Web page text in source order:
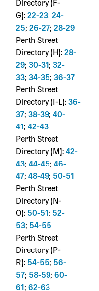
Directory [F-
G]: 22-23; 24-
25; 26-27; 28-29
Perth Street
Directory [H]: 28-
29; 30-31 ; 32-
33; 34-35; 36-37
Perth Street
Directory [I-L]: 36-
37; 38-39; 40-
41 ; 42-43
Perth Street
Directory [M]: 42-
43; 44-45; 46-
47; 48-49; 50-51
Perth Street
Directory [N-
O]: 50-51 ; 52-
53; 54-55
Perth Street
Directory [P-
R]: 54-55; 56-
57; 58-59; 60-
61 ; 62-63